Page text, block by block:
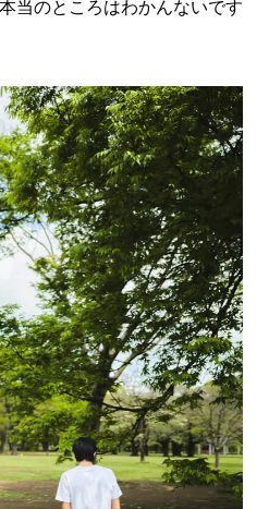
当のところはわかんないです